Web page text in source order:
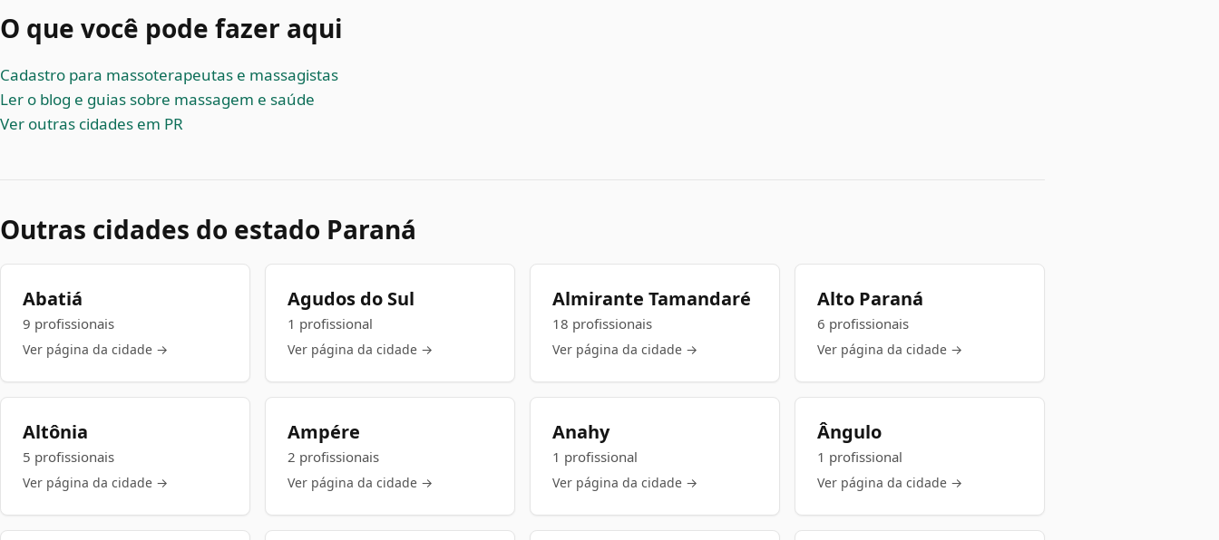
O que você pode fazer aqui
Cadastro para massoterapeutas e massagistas
Ler o blog e guias sobre massagem e saúde
Ver outras cidades em PR
Outras cidades do estado Paraná
Abatiá
9 profissionais
Ver página da cidade →
Agudos do Sul
1 profissional
Ver página da cidade →
Almirante Tamandaré
18 profissionais
Ver página da cidade →
Alto Paraná
6 profissionais
Ver página da cidade →
Altônia
5 profissionais
Ver página da cidade →
Ampére
2 profissionais
Ver página da cidade →
Anahy
1 profissional
Ver página da cidade →
Ângulo
1 profissional
Ver página da cidade →